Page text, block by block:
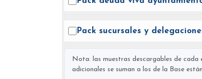
Pack sucursales y
Nota: las muestras descargables de cada
adicionales se suman a los de la Base